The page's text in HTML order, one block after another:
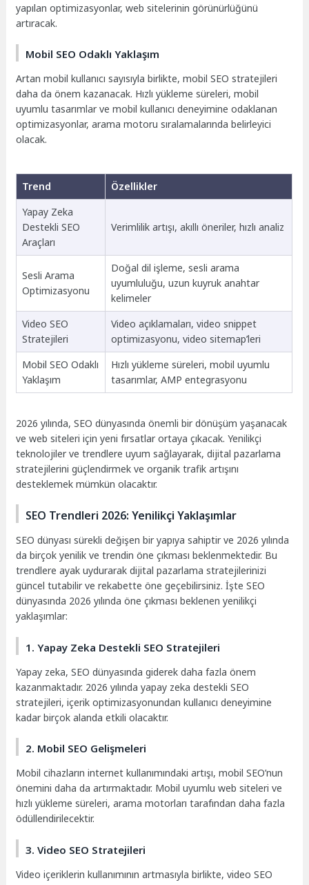
yapılan optimizasyonlar, web sitelerinin görünürlüğünü
artıracak.
Mobil SEO Odaklı Yaklaşım
Artan mobil kullanıcı sayısıyla birlikte, mobil SEO stratejileri
daha da önem kazanacak. Hızlı yükleme süreleri, mobil
uyumlu tasarımlar ve mobil kullanıcı deneyimine odaklanan
optimizasyonlar, arama motoru sıralamalarında belirleyici
olacak.
Trend
Özellikler
Yapay Zeka
Destekli SEO
Araçları
Verimlilik artışı, akıllı öneriler, hızlı analiz
Sesli Arama
Optimizasyonu
Doğal dil işleme, sesli arama
uyumluluğu, uzun kuyruk anahtar
kelimeler
Video SEO
Stratejileri
Video açıklamaları, video snippet
optimizasyonu, video sitemap’leri
Mobil SEO Odaklı
Yaklaşım
Hızlı yükleme süreleri, mobil uyumlu
tasarımlar, AMP entegrasyonu
2026 yılında, SEO dünyasında önemli bir dönüşüm yaşanacak
ve web siteleri için yeni fırsatlar ortaya çıkacak. Yenilikçi
teknolojiler ve trendlere uyum sağlayarak, dijital pazarlama
stratejilerini güçlendirmek ve organik trafik artışını
desteklemek mümkün olacaktır.
SEO Trendleri 2026: Yenilikçi Yaklaşımlar
SEO dünyası sürekli değişen bir yapıya sahiptir ve 2026 yılında
da birçok yenilik ve trendin öne çıkması beklenmektedir. Bu
trendlere ayak uydurarak dijital pazarlama stratejilerinizi
güncel tutabilir ve rekabette öne geçebilirsiniz. İşte SEO
dünyasında 2026 yılında öne çıkması beklenen yenilikçi
yaklaşımlar:
1. Yapay Zeka Destekli SEO Stratejileri
Yapay zeka, SEO dünyasında giderek daha fazla önem
kazanmaktadır. 2026 yılında yapay zeka destekli SEO
stratejileri, içerik optimizasyonundan kullanıcı deneyimine
kadar birçok alanda etkili olacaktır.
2. Mobil SEO Gelişmeleri
Mobil cihazların internet kullanımındaki artışı, mobil SEO’nun
önemini daha da artırmaktadır. Mobil uyumlu web siteleri ve
hızlı yükleme süreleri, arama motorları tarafından daha fazla
ödüllendirilecektir.
3. Video SEO Stratejileri
Video içeriklerin kullanımının artmasıyla birlikte, video SEO